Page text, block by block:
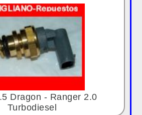
Dragon - Ranger 2.0
Turbodiesel